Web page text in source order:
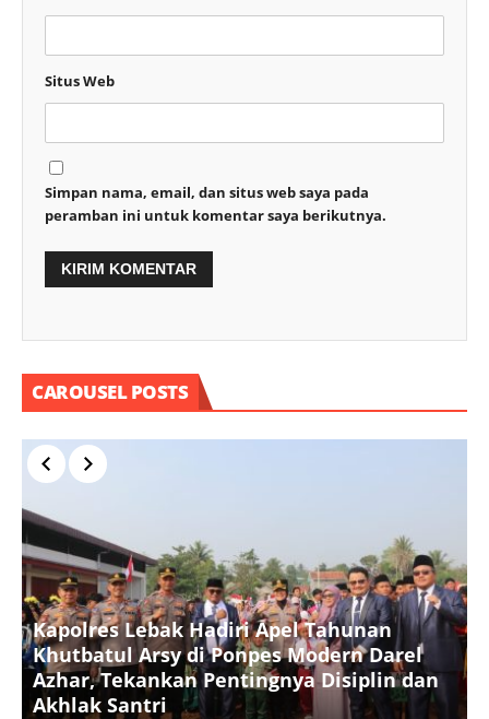
Situs Web
Simpan nama, email, dan situs web saya pada
peramban ini untuk komentar saya berikutnya.
CAROUSEL POSTS
Kapolres Lebak Hadiri Apel Tahunan
Khutbatul Arsy di Ponpes Modern Darel
Azhar, Tekankan Pentingnya Disiplin dan
Akhlak Santri